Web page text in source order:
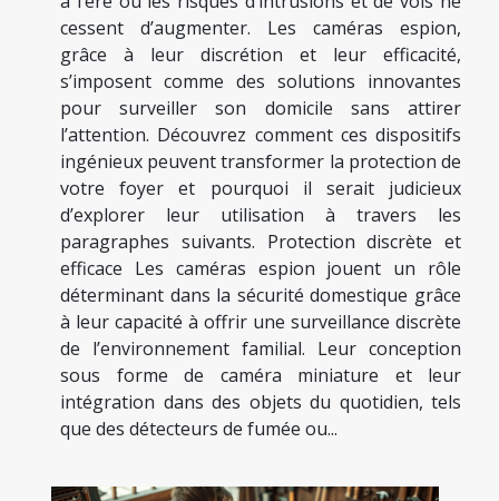
cessent d’augmenter. Les caméras espion,
grâce à leur discrétion et leur efficacité,
s’imposent comme des solutions innovantes
pour surveiller son domicile sans attirer
l’attention. Découvrez comment ces dispositifs
ingénieux peuvent transformer la protection de
votre foyer et pourquoi il serait judicieux
d’explorer leur utilisation à travers les
paragraphes suivants. Protection discrète et
efficace Les caméras espion jouent un rôle
déterminant dans la sécurité domestique grâce
à leur capacité à offrir une surveillance discrète
de l’environnement familial. Leur conception
sous forme de caméra miniature et leur
intégration dans des objets du quotidien, tels
que des détecteurs de fumée ou...